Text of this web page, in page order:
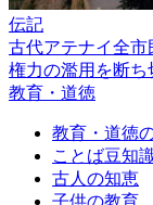
伝記
古代アテナイ全
権力の濫用を断
教育・道徳
教育・道徳
ことば豆知
古人の知恵
子供の教育